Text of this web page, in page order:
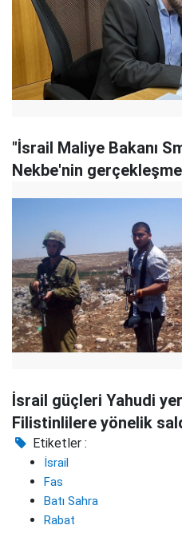
"İsrail Maliye Bakanı
Nekbe'nin
İsrail güçleri Yahudi
Filistinlilere yönelik
Etiketler :
İsrail
Fas
Batı Sahra
Rabat